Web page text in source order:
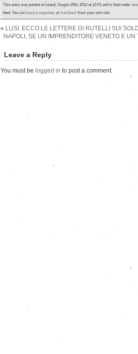
This entry was posted on lunedì, Giugno 25th, 2012 at 12:01 and is filed under
feed. You canleave a response, ortrackbackfrom your own site.
« LUSI: ECCO LE LETTERE DI RUTELLI SUI
NAPOLI, SE UN IMPRENDITORE VENETO E
Leave a Reply
You must be logged in to post a comment.